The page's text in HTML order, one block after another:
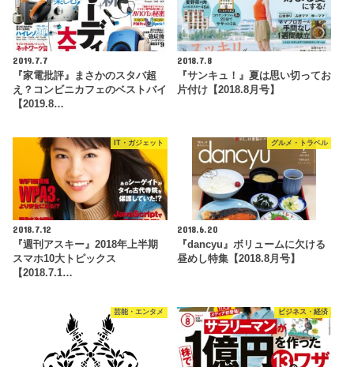
2019.7.7
『家電批評』まさかのスタバ超
え？コンビニカフェのベストバイ
【2019.8…
2018.7.8
『サンキュ！』夏は思い切ってお
片付け【2018.8月号】
IT・ガジェット
2018.7.12
『週刊アスキー』2018年上半期
スマホ10大トピックス
【2018.7.1…
グルメ・トラベル
2018.6.20
『dancyu』ボリュームに欠ける
昼めし特集【2018.8月号】
芸能・エンタメ ビジネス・経済